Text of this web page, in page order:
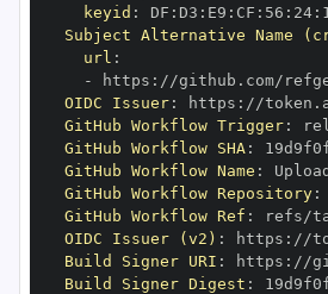
keyid : DF : D3 : E9 : CF : 56 : 24:
Subject Alternative Name
url :
-
https : //github.com/
OIDC Issuer: https :
GitHub Workflow Trigger:
GitHub Workflow SHA:
GitHub Workflow Name :
GitHub Workflow Repository:
GitHub Workflow Ref :
OIDC Issuer (v2) : https :
Build Signer URI : https : //
Build Signer Digest :